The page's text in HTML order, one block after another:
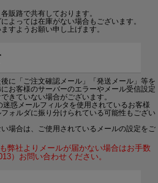
販路で共有しております。
よっては在庫がない場合もございます。
すようお願い申し上げます。
に「ご注文確認メール」「発送メール」等を
お客様のサーバーのエラーやメール受信設定
きていない場合がございます。
惑メールフィルタを使用されているお客様
ォルダに振り分けられている可能性もござい
場合は、ご使用されているメールの設定をご
弊社よりメールが届かない場合はお手数
）お問い合わせください。